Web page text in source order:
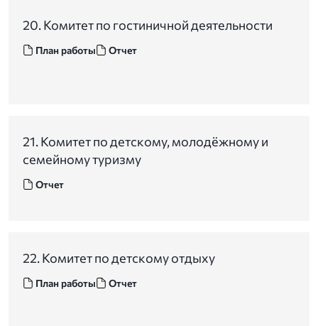
20. Комитет по гостиничной деятельности
План работы Отчет
21. Комитет по детскому, молодёжному и
семейному туризму
Отчет
22. Комитет по детскому отдыху
План работы Отчет